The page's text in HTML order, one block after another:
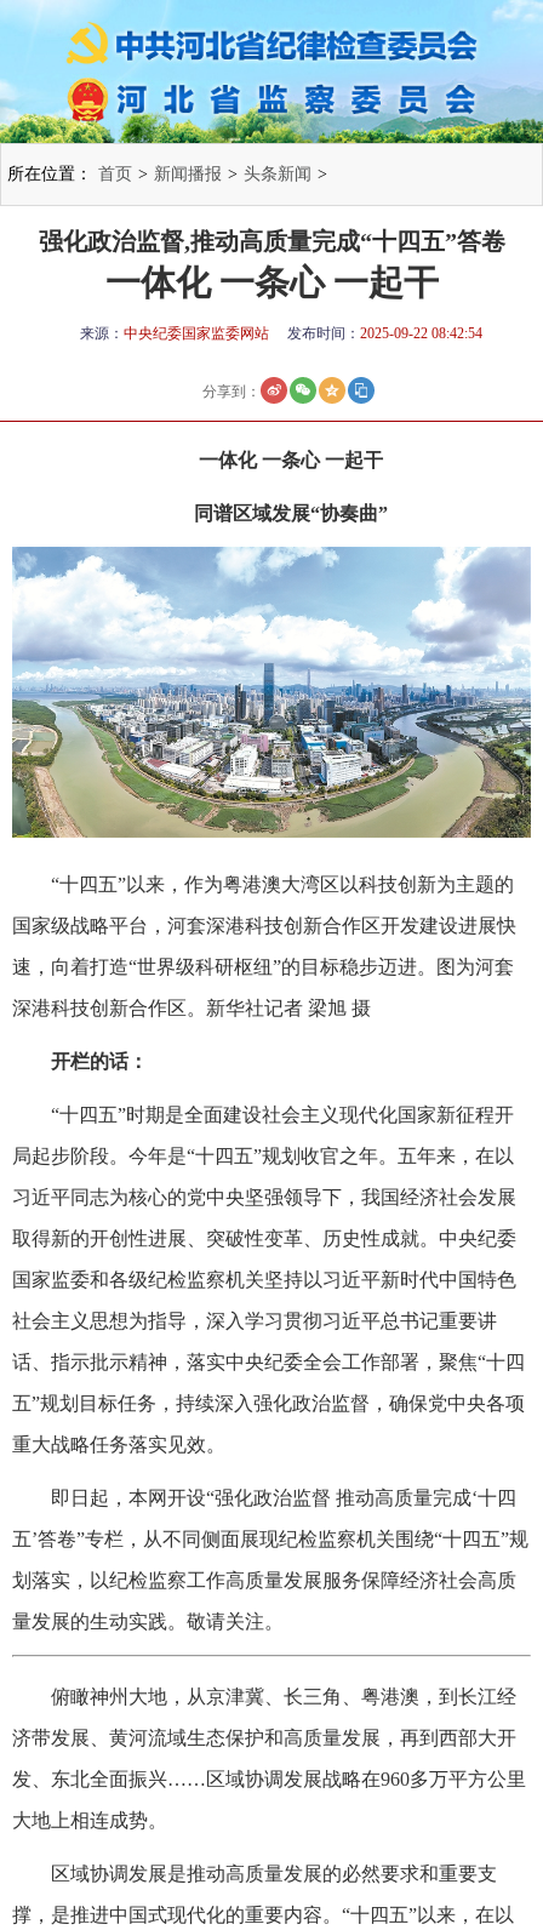
所在位置： 首页 > 新闻播报 > 头条新闻 >
强化政治监督,推动高质量完成“十四五”答卷
一体化 一条心 一起干
来源： 中央纪委国家监委网站 发布时间： 2025-09-22 08:42:54
分享到：
一体化 一条心 一起干
同谱区域发展“协奏曲”
“十四五”以来，作为粤港澳大湾区以科技创新为主题的
国家级战略平台，河套深港科技创新合作区开发建设进展快
速，向着打造“世界级科研枢纽”的目标稳步迈进。图为河套
深港科技创新合作区。新华社记者 梁旭 摄
开栏的话：
“十四五”时期是全面建设社会主义现代化国家新征程开
局起步阶段。今年是“十四五”规划收官之年。五年来，在以
习近平同志为核心的党中央坚强领导下，我国经济社会发展
取得新的开创性进展、突破性变革、历史性成就。中央纪委
国家监委和各级纪检监察机关坚持以习近平新时代中国特色
社会主义思想为指导，深入学习贯彻习近平总书记重要讲
话、指示批示精神，落实中央纪委全会工作部署，聚焦“十四
五”规划目标任务，持续深入强化政治监督，确保党中央各项
重大战略任务落实见效。
即日起，本网开设“强化政治监督 推动高质量完成‘十四
五’答卷”专栏，从不同侧面展现纪检监察机关围绕“十四五”规
划落实，以纪检监察工作高质量发展服务保障经济社会高质
量发展的生动实践。敬请关注。
俯瞰神州大地，从京津冀、长三角、粤港澳，到长江经
济带发展、黄河流域生态保护和高质量发展，再到西部大开
发、东北全面振兴……区域协调发展战略在960多万平方公里
大地上相连成势。
区域协调发展是推动高质量发展的必然要求和重要支
撑，是推进中国式现代化的重要内容。“十四五”以来，在以